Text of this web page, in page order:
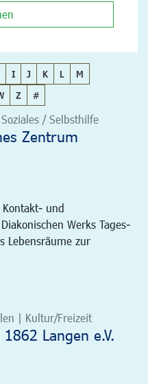
I J K L
M
Z #
/ Selbsthilfe
Zentrum
Kontakt- und
Werks Tages-
Lebensräume zur
| Kultur/Freizeit
Langen e.V.